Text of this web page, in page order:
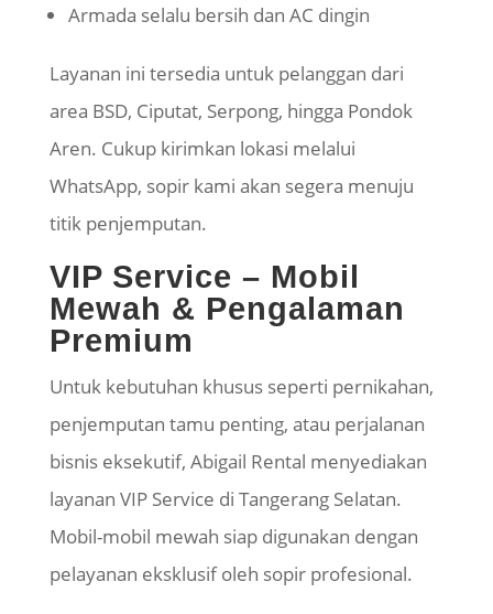
Armada selalu bersih dan AC dingin
Layanan ini tersedia untuk pelanggan dari
area BSD, Ciputat, Serpong, hingga Pondok
Aren. Cukup kirimkan lokasi melalui
WhatsApp, sopir kami akan segera menuju
titik penjemputan.
VIP Service – Mobil
Mewah & Pengalaman
Premium
Untuk kebutuhan khusus seperti pernikahan,
penjemputan tamu penting, atau perjalanan
bisnis eksekutif, Abigail Rental menyediakan
layanan VIP Service di Tangerang Selatan.
Mobil-mobil mewah siap digunakan dengan
pelayanan eksklusif oleh sopir profesional.